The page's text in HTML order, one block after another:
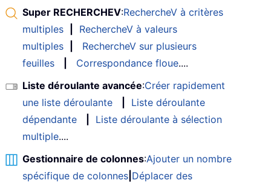
Super RECHERCHEV:RechercheV à critères
multiples
RechercheV à valeurs
multiples
RechercheV sur plusieurs
feuilles
Correspondance floue....
Liste déroulante avancée:Créer rapidement
une liste déroulante
Liste déroulante
dépendante
Liste déroulante à sélection
multiple....
Gestionnaire de colonnes:Ajouter un nombre
spécifique de colonnes Déplacer des